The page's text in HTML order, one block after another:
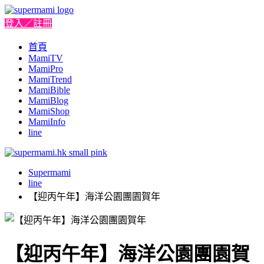
登入／註冊
首頁
MamiTV
MamiPro
MamiTrend
MamiBible
MamiBlog
MamiShop
MamiInfo
line
Supermami
line
【迎丙午年】海洋公園團園賀年
【迎丙午年】海洋公園團園賀